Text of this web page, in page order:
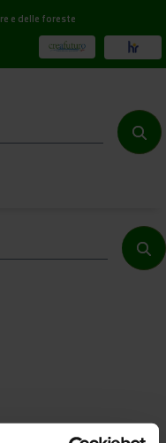
e delle foreste